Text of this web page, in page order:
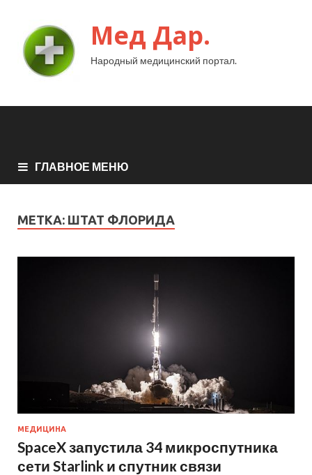
Мед Дар.
Народный медицинский портал.
ГЛАВНОЕ МЕНЮ
МЕТКА: ШТАТ ФЛОРИДА
МЕДИЦИНА
SpaceX запустила 34 микроспутника
сети Starlink и спутник связи